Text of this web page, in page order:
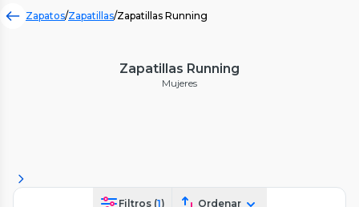
Zapatos/Zapatillas/Zapatillas Running
Zapatillas Running
Mujeres
Filtros (1) Ordenar